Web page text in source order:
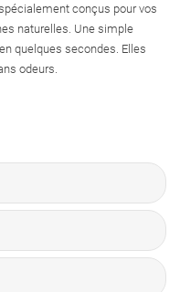
conçus pour vos
naturelles. Une simple
quelques secondes. Elles
odeurs.